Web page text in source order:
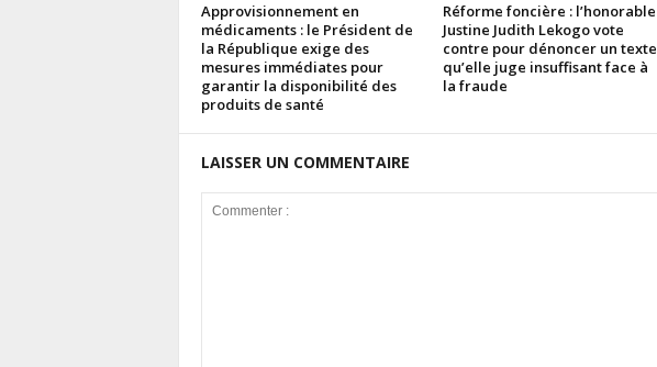
Approvisionnement en
médicaments : le Président de
la République exige des
mesures immédiates pour
garantir la disponibilité des
produits de santé
Réforme foncière : l’honorable
Justine Judith Lekogo vote
contre pour dénoncer un texte
qu’elle juge insuffisant face à
la fraude
LAISSER UN COMMENTAIRE